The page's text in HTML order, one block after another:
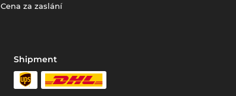
Cena za zaslání
Shipment